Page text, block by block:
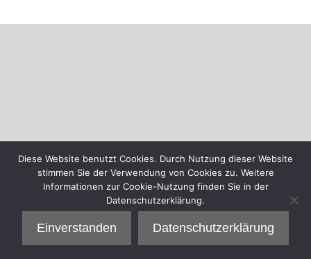
Diese Website benutzt Cookies. Durch Nutzung dieser Website
stimmen Sie der Verwendung von Cookies zu. Weitere
Informationen zur Cookie-Nutzung finden Sie in der
Datenschutzerklärung.
Einverstanden Datenschutzerklärung